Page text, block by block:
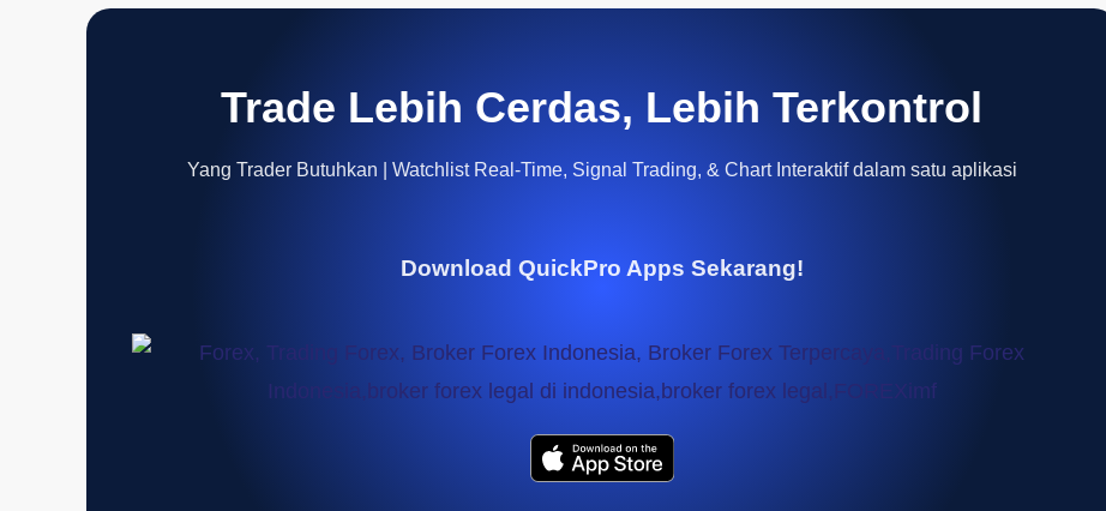
Trade Lebih Cerdas, Lebih Terkontrol
Yang Trader Butuhkan | Watchlist Real-Time, Signal Trading, & Chart Interaktif dalam satu aplikasi
Download QuickPro Apps Sekarang!